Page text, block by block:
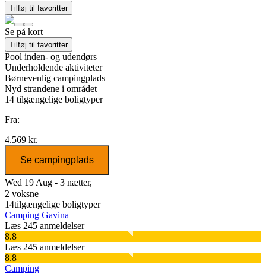
Tilføj til favoritter
Se på kort
Tilføj til favoritter
Pool inden- og udendørs
Underholdende aktiviteter
Børnevenlig campingplads
Nyd strandene i området
14 tilgængelige boligtyper
Fra:
4.569 kr.
Se campingplads
Wed 19 Aug - 3 nætter,
2 voksne
14tilgængelige boligtyper
Camping Gavina
Læs 245 anmeldelser
8.8
Læs 245 anmeldelser
8.8
Camping